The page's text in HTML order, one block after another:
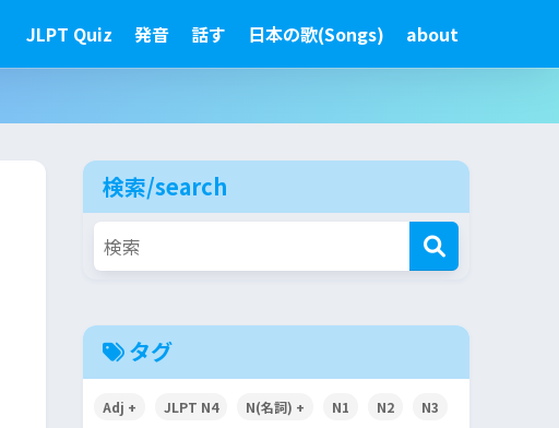
JLPT Quiz 発音 話す 日本の歌(Songs) about
検索/search
タグ
Adj + JLPT N4 N(名詞) + N1 N2 N3